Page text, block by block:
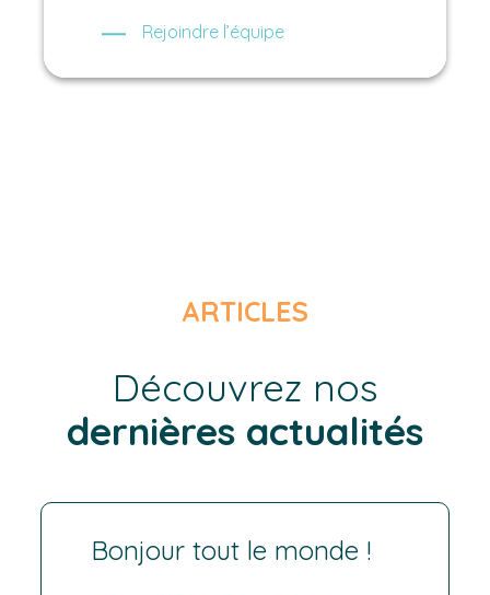
Rejoindre l’équipe
ARTICLES
Découvrez nos
dernières actualités
Bonjour tout le monde !